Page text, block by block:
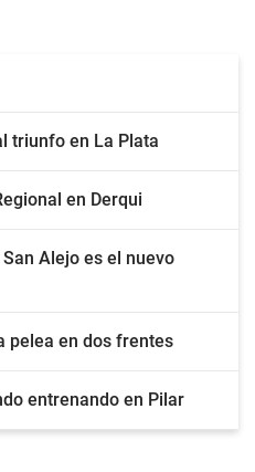
triunfo en La Plata
en Derqui
Alejo es el nuevo
pelea en dos frentes
entrenando en Pilar